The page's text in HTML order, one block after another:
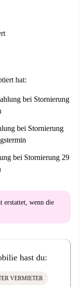
hat:
bei Stornierung
bei Stornierung
bei Stornierung 29
erstattet, wenn die
hast du:
VERMIETER